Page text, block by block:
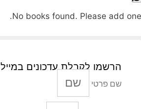
No books found. Please add one.
הרשמו לקבלת עדכונים במייל
שם פרטי